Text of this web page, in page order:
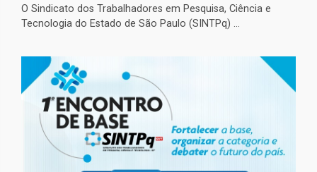
O Sindicato dos Trabalhadores em Pesquisa, Ciência e
Tecnologia do Estado de São Paulo (SINTPq) ...